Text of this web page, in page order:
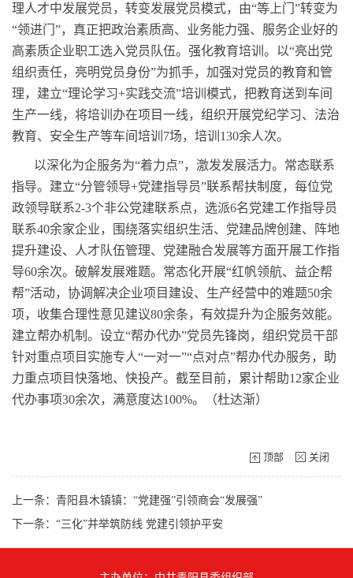
理人才中发展党员，转变发展党员模式，由“等上门”转变为
“领进门”，真正把政治素质高、业务能力强、服务企业好的
高素质企业职工选入党员队伍。强化教育培训。以“亮出党
组织责任，亮明党员身份”为抓手，加强对党员的教育和管
理，建立“理论学习+实践交流”培训模式，把教育送到车间
生产一线，将培训办在项目一线，组织开展党纪学习、法治
教育、安全生产等车间培训7场，培训130余人次。
以深化为企服务为“着力点”，激发发展活力。常态联系
指导。建立“分管领导+党建指导员”联系帮扶制度，每位党
政领导联系2-3个非公党建联系点，选派6名党建工作指导员
联系40余家企业，围绕落实组织生活、党建品牌创建、阵地
提升建设、人才队伍管理、党建融合发展等方面开展工作指
导60余次。破解发展难题。常态化开展“红帆领航、益企帮
帮”活动，协调解决企业项目建设、生产经营中的难题50余
项，收集合理性意见建议80余条，有效提升为企服务效能。
建立帮办机制。设立“帮办代办”党员先锋岗，组织党员干部
针对重点项目实施专人“一对一”“点对点”帮办代办服务，助
力重点项目快落地、快投产。截至目前，累计帮助12家企业
代办事项30余次，满意度达100%。（杜达渐）
顶部 关闭
上一条：青阳县木镇镇：“党建强”引领商会“发展强”
下一条：‌“三化”并举筑防线 党建引领护平安